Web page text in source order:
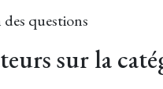
des questions
sur la